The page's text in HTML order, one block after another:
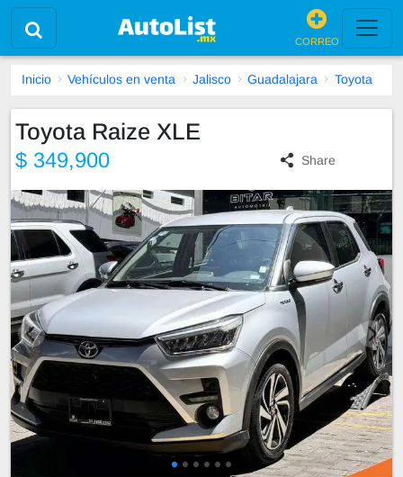
CORREO
Inicio Vehículos en venta Jalisco Guadalajara Toyota
Toyota Raize XLE
$ 349,900 Share